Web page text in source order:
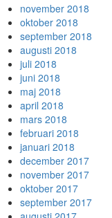
november 2018
oktober 2018
september 2018
augusti 2018
juli 2018
juni 2018
maj 2018
april 2018
mars 2018
februari 2018
januari 2018
december 2017
november 2017
oktober 2017
september 2017